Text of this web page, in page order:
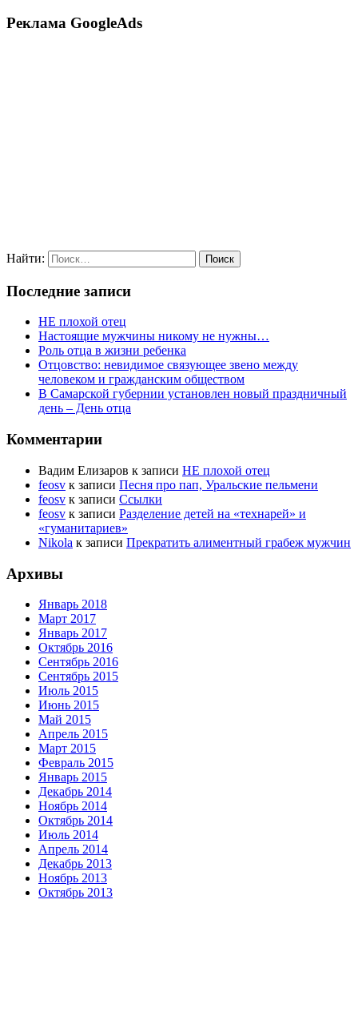
Реклама GoogleAds
Найти:
Последние записи
НЕ плохой отец
Настоящие мужчины никому не нужны…
Роль отца в жизни ребенка
Отцовство: невидимое связующее звено между
человеком и гражданским обществом
В Самарской губернии установлен новый праздничный
день – День отца
Комментарии
Вадим Елизаров к записи НЕ плохой отец
feosv к записи Песня про пап, Уральские пельмени
feosv к записи Ссылки
feosv к записи Разделение детей на «технарей» и
«гуманитариев»
Nikola к записи Прекратить алиментный грабеж мужчин
Архивы
Январь 2018
Март 2017
Январь 2017
Октябрь 2016
Сентябрь 2016
Сентябрь 2015
Июль 2015
Июнь 2015
Май 2015
Апрель 2015
Март 2015
Февраль 2015
Январь 2015
Декабрь 2014
Ноябрь 2014
Октябрь 2014
Июль 2014
Апрель 2014
Декабрь 2013
Ноябрь 2013
Октябрь 2013